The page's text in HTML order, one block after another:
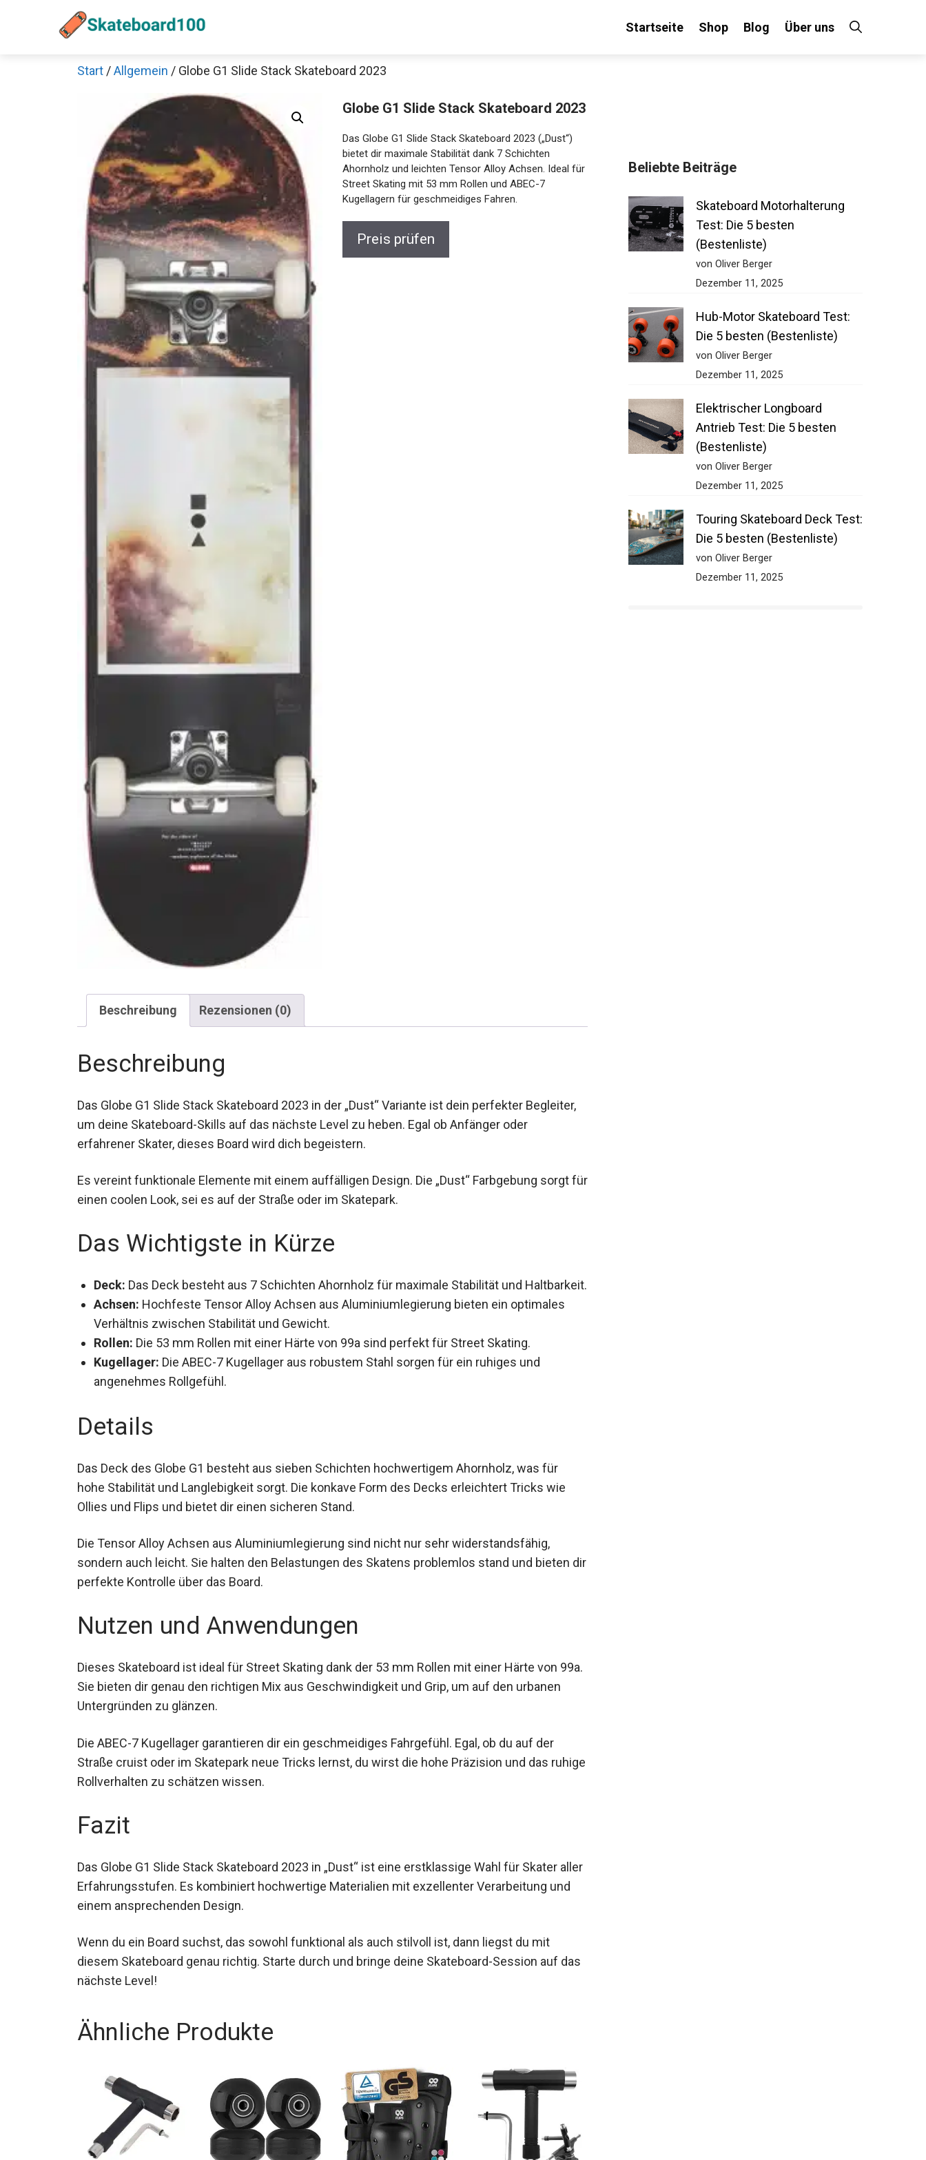
Startseite Shop Blog Über uns
Start /Allgemein / Globe G1 Slide Stack Skateboard 2023
Globe G1 Slide Stack Skateboard
Das Globe G1 Slide Stack Skateboard 2023 („Dust“)
bietet dir maximale Stabilität dank 7 Schichten
Ahornholz und leichten Tensor Alloy Achsen. Ideal
für Street Skating mit 53 mm Rollen und ABEC-7
Preis prüfen
Beschreibung Rezensionen (0)
Beschreibung
um deine Skateboard-Skills auf das nächste Level zu heben. Egal ob Anfänger oder
erfahrener Skater, dieses Board wird dich begeistern.
für einen coolen Look, sei es auf der Straße oder im Skatepark.
Das Wichtigste in Kürze
Haltbarkeit.
Achsen: Hochfeste Tensor Alloy Achsen aus Aluminiumlegierung bieten ein optimales
Verhältnis zwischen Stabilität und Gewicht.
Rollen: Die 53 mm Rollen mit einer Härte von 99a sind perfekt für Street Skating.
Kugellager: Die ABEC-7 Kugellager aus robustem Stahl sorgen für ein ruhiges und
angenehmes Rollgefühl.
Details
Das Deck des Globe G1 besteht aus sieben Schichten hochwertigem Ahornholz, was für
hohe Stabilität und Langlebigkeit sorgt. Die konkave Form des Decks erleichtert Tricks wie
Ollies und Flips und bietet dir einen sicheren Stand.
Die Tensor Alloy Achsen aus Aluminiumlegierung sind nicht nur sehr widerstandsfähig,
sondern auch leicht. Sie halten den Belastungen des Skatens problemlos stand und bieten
dir perfekte Kontrolle über das Board.
Nutzen und Anwendungen
Dieses Skateboard ist ideal für Street Skating dank der 53 mm Rollen mit einer Härte von
99a. Sie bieten dir genau den richtigen Mix aus Geschwindigkeit und Grip, um auf den
urbanen Untergründen zu glänzen.
Die ABEC-7 Kugellager garantieren dir ein geschmeidiges Fahrgefühl. Egal, ob du auf der
Straße cruist oder im Skatepark neue Tricks lernst, du wirst die hohe Präzision und das
ruhige Rollverhalten zu schätzen wissen.
Fazit
Das Globe G1 Slide Stack Skateboard 2023 in „Dust“ ist eine erstklassige Wahl für Skater
aller Erfahrungsstufen. Es kombiniert hochwertige Materialien mit exzellenter Verarbeitung
und einem ansprechenden Design.
Wenn du ein Board suchst, das sowohl funktional als auch stilvoll ist, dann liegst du mit
diesem Skateboard genau richtig. Starte durch und bringe deine Skateboard-Session auf
das nächste Level!
Ähnliche Produkte
Beliebte Beiträge
Skateboard Motorhalterung
Test: Die 5 besten
(Bestenliste)
von Oliver Berger
Dezember 11, 2025
Hub-Motor Skateboard Test:
Die 5 besten (Bestenliste)
von Oliver Berger
Dezember 11, 2025
Elektrischer Longboard
Antrieb Test: Die 5 besten
(Bestenliste)
von Oliver Berger
Dezember 11, 2025
Touring Skateboard Deck
Test: Die 5 besten
(Bestenliste)
von Oliver Berger
Decathlon Sale
Schaue dir jetzt die meistverkauften Produkte im Sale bei Decathlon an!
Jetzt anschauen